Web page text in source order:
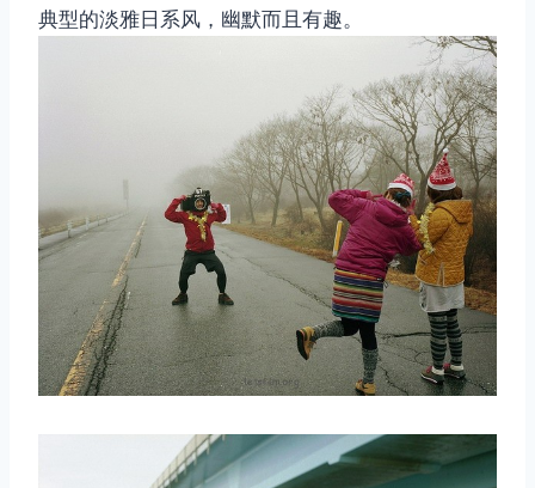
典型的淡雅日系风，幽默而且有趣。